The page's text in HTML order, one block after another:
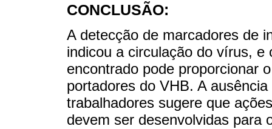
CONCLUSÃO:
A detecção de marcadores de
indicou a circulação do vírus,
encontrado pode proporcionar
portadores do VHB. A
trabalhadores sugere que
devem ser desenvolvidas para